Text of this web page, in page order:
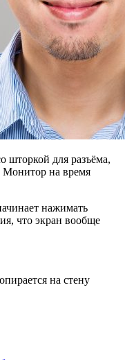
шторкой для разъёма,
Монитор на время
нажимать
что экран вообще
на стену